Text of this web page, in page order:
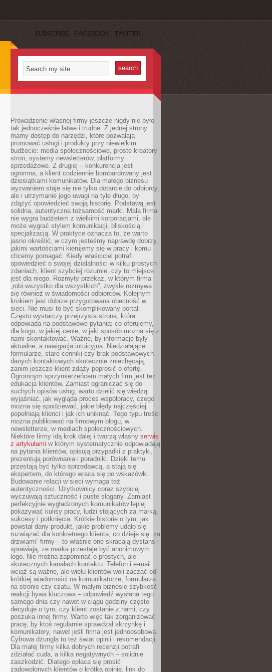
SUBSCRIBE FACEBOOK TWITTER
Prowadzenie własnej firmy jeszcze nigdy nie było
tak jednocześnie łatwe i trudne. Z jednej strony
mamy dostęp do narzędzi, które pozwalają
promować usługi i produkty przy niewielkim
budżecie: media społecznościowe, proste kreatory
stron, systemy newsletterów, platformy
sprzedażowe. Z drugiej – konkurencja jest
ogromna, a klient codziennie bombardowany jest
dziesiątkami komunikatów. Dla małego biznesu
wyzwaniem staje się nie tylko dotarcie do odbiorcy,
ale i utrzymanie jego uwagi na tyle długo, by
zdążyć opowiedzieć swoją historię. Podstawą jest
solidna, autentyczna tożsamość marki. Mała firma
nie wygra budżetem z wielkimi korporacjami, ale
może wygrać stylem komunikacji, bliskością i
specjalizacją. W praktyce oznacza to, że warto
jasno określić, w czym jesteśmy naprawdę dobrzy,
jakimi wartościami kierujemy się w pracy i komu
chcemy pomagać. Kiedy właściciel potrafi
opowiedzieć o swojej działalności w kilku prostych
zdaniach, klient szybciej rozumie, czy to miejsce
jest dla niego. Rozmyty przekaz, w którym firma
„robi wszystko dla wszystkich”, zwykle rozmywa
się również w świadomości odbiorców. Kolejnym
krokiem jest dobrze przygotowana obecność w
sieci. Nie musi to być skomplikowany portal.
Często wystarczy przejrzysta strona, która
odpowiada na podstawowe pytania: co oferujemy,
dla kogo, w jakiej cenie, w jaki sposób można się z
nami skontaktować. Ważne, by informacje były
aktualne, a nawigacja intuicyjna. Niedziałające
formularze, stare cenniki czy brak podstawowych
danych kontaktowych skutecznie zniechęcają,
zanim jeszcze klient zdąży poprosić o ofertę.
Ogromnym sprzymierzeńcem małych firm jest też
edukacja klientów. Zamiast ograniczać się do
suchych opisów usług, warto dzielić się wiedzą:
wyjaśniać, jak wygląda proces współpracy, czego
można się spodziewać, jakie błędy najczęściej
popełniają klienci i jak ich uniknąć. Tego typu treści
można publikować na firmowym blogu, w
newsletterze, w mediach społecznościowych.
Niektóre firmy idą krok dalej i tworzą własny serwis
z artykułami w którym systematycznie odpowiadają
na pytania klientów, opisują przypadki z praktyki,
prezentują porównania i poradniki. Dzięki temu
przestają być tylko sprzedawcą, a stają się
ekspertem, do którego wraca się po wskazówki.
Budowanie relacji w sieci wymaga też
autentyczności. Użytkownicy coraz szybciej
wyczuwają sztuczność i puste slogany. Zamiast
perfekcyjnie wygładzonych komunikatów lepiej
pokazywać kulisy pracy, ludzi stojących za marką,
sukcesy i potknięcia. Krótkie historie o tym, jak
powstał dany produkt, jakie problemy udało się
rozwiązać dla konkretnego klienta, co dzieje się „za
drzwiami” firmy – to właśnie one skracają dystans i
sprawiają, że marka przestaje być anonimowym
logo. Nie można zapominać o prostych, ale
skutecznych kanałach kontaktu. Telefon i e-mail
wciąż są ważne, ale wielu klientów woli zacząć od
krótkiej wiadomości na komunikatorze, formularza
na stronie czy czatu. W małym biznesie szybkość
reakcji bywa kluczowa – odpowiedź wysłana tego
samego dnia czy nawet w ciągu godziny często
decyduje o tym, czy klient zostanie z nami, czy
poszuka innej firmy. Warto więc tak zorganizować
pracę, by ktoś regularnie sprawdzał skrzynkę i
komunikatory, nawet jeśli firma jest jednoosobowa.
Cyfrowa dżungla to też świat opinii i rekomendacji.
Dla małej firmy kilka dobrych recenzji potrafi
zdziałać cuda, a kilka negatywnych – solidnie
zaszkodzić. Dlatego opłaca się prosić
zadowolonych klientów o krótką opinię, link do